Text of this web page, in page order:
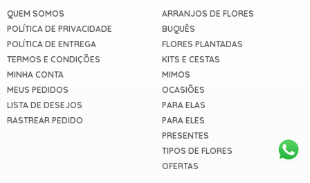
QUEM SOMOS
POLÍTICA DE PRIVACIDADE
POLÍTICA DE ENTREGA
TERMOS E CONDIÇÕES
MINHA CONTA
MEUS PEDIDOS
LISTA DE DESEJOS
RASTREAR PEDIDO
ARRANJOS DE FLORES
BUQUÊS
FLORES PLANTADAS
KITS E CESTAS
MIMOS
OCASIÕES
PARA ELAS
PARA ELES
PRESENTES
TIPOS DE FLORES
OFERTAS